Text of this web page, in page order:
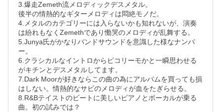
3.爆走Zemeth流メロディックデスメタル。
後半の情熱的なギターメロディは悶絶モノだ。
4.メタルのカテゴリーには入らないかも知れないが、演奏
は紛れもなくZemethであり慟哭のメロディが乱舞する。
5.Junya氏がかなりバンドサウンドを意識した様なナンバ
ー。
6.クラシカルなイントロからピコリーモかと一瞬思わせる
がキチンとデスメタルしてます。
7.Dark Moorが好きならこの曲の為にアルバムを買っても損
はしない。情熱的なサビのメロディが血をたぎらせる。
8.R&Bテイストのビートに美しいピアノとボーカルが乗る
曲。初の試みでは？